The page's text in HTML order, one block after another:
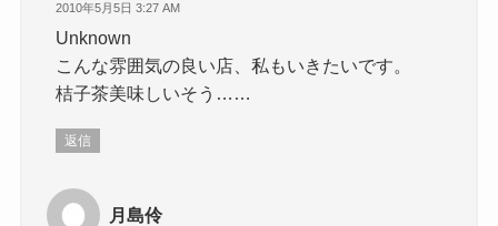
2010年5月5日 3:27 AM
Unknown
こんな雰囲気の良い店、私もいきたいです。
桔子茶美味しいそう……
返信
月島伶